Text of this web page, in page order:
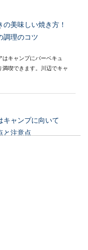
美味しい焼き方！
調理のコツ
キャンプにバーベキュ
満喫できます。川辺でキャ
キャンプに向いて
と注意点